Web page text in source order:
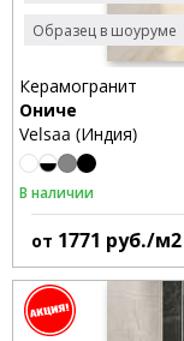
Образец в шоуруме
Керамогранит
Ониче
Velsaa (Индия)
В наличии
от 1771 руб./м2